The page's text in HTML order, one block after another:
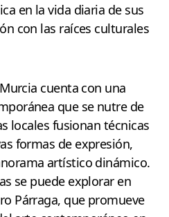
en la vida diaria de sus
con las raíces culturales
cuenta con una
que se nutre de
locales fusionan técnicas
formas de expresión,
artístico dinámico.
se puede explorar en
Párraga, que promueve